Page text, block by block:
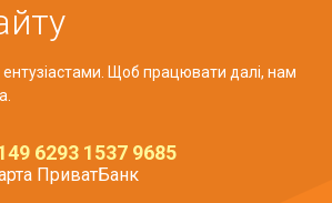
ентузіастами. Щоб працювати далі, нам
6293 1537 9685
ПриватБанк